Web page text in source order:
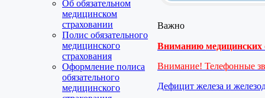
Об обязательном
медицинском
страховании
Полис обязательного
медицинского
страхования
Оформление полиса
обязательного
медицинского
Важно
Вниманию медицинских
Внимание! Телефонные
Дефицит железа и